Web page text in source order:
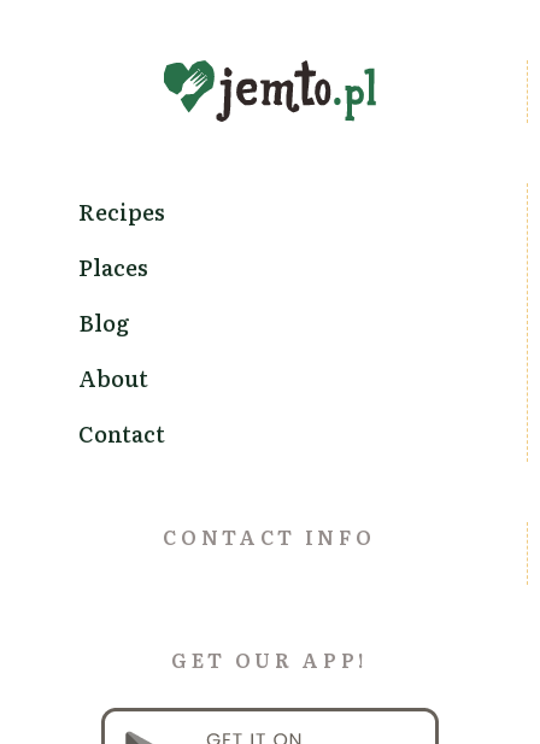
Recipes
Places
Blog
About
Contact
CONTACT INFO
GET OUR APP!